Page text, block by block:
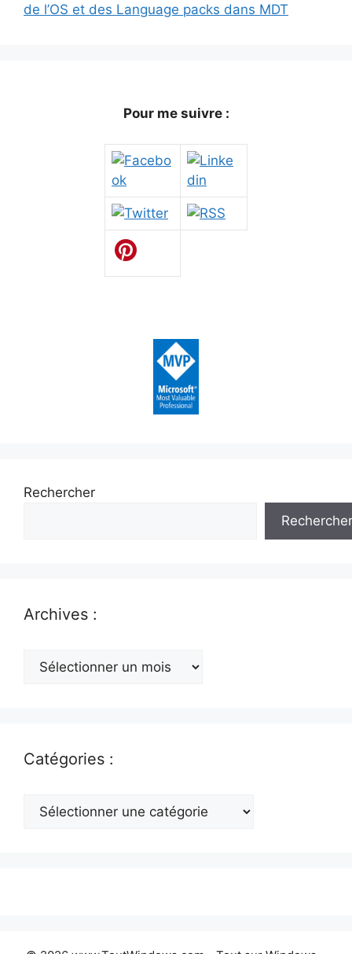
de l’OS et des Language packs dans MDT
Pour me suivre :
Rechercher
Rechercher
Archives :
Archives
Catégories :
Catégories